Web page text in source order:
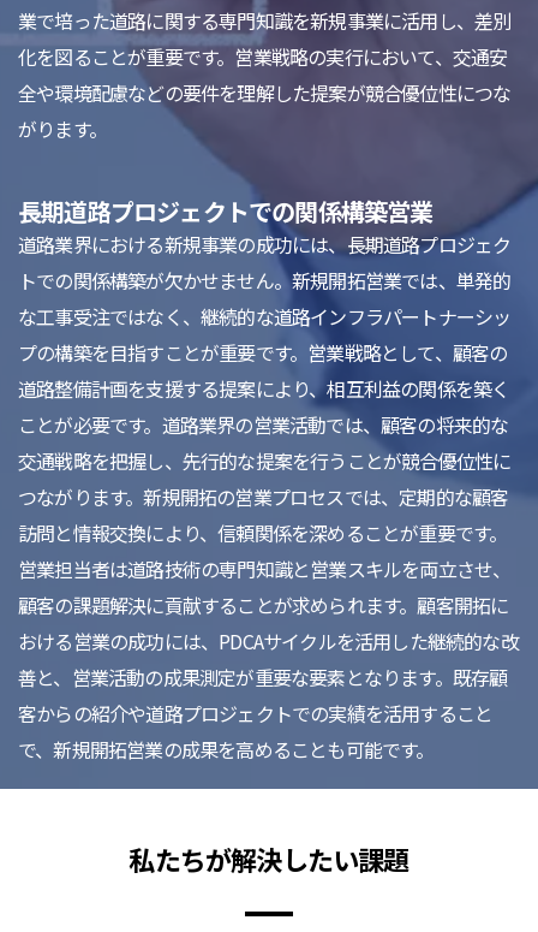
業で培った道路に関する専門知識を新規事業に活用し、差別
化を図ることが重要です。営業戦略の実行において、交通安
全や環境配慮などの要件を理解した提案が競合優位性につな
がります。
長期道路プロジェクトでの関係構築営業
道路業界における新規事業の成功には、長期道路プロジェク
トでの関係構築が欠かせません。新規開拓営業では、単発的
な工事受注ではなく、継続的な道路インフラパートナーシッ
プの構築を目指すことが重要です。営業戦略として、顧客の
道路整備計画を支援する提案により、相互利益の関係を築く
ことが必要です。道路業界の営業活動では、顧客の将来的な
交通戦略を把握し、先行的な提案を行うことが競合優位性に
つながります。新規開拓の営業プロセスでは、定期的な顧客
訪問と情報交換により、信頼関係を深めることが重要です。
営業担当者は道路技術の専門知識と営業スキルを両立させ、
顧客の課題解決に貢献することが求められます。顧客開拓に
おける営業の成功には、PDCAサイクルを活用した継続的な改
善と、営業活動の成果測定が重要な要素となります。既存顧
客からの紹介や道路プロジェクトでの実績を活用すること
で、新規開拓営業の成果を高めることも可能です。
私たちが解決したい課題